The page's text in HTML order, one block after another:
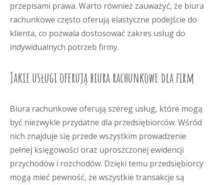
przepisami prawa. Warto również zauważyć, że biura
rachunkowe często oferują elastyczne podejście do
klienta, co pozwala dostosować zakres usług do
indywidualnych potrzeb firmy.
Jakie usługi oferują biura rachunkowe dla firm
Biura rachunkowe oferują szereg usług, które mogą
być niezwykle przydatne dla przedsiębiorców. Wśród
nich znajduje się przede wszystkim prowadzenie
pełnej księgowości oraz uproszczonej ewidencji
przychodów i rozchodów. Dzięki temu przedsiębiorcy
mogą mieć pewność, że wszystkie transakcje są